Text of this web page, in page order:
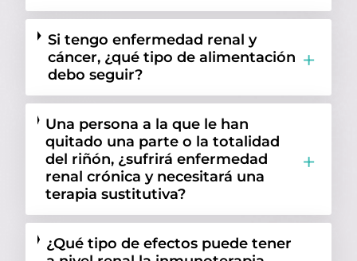
Si tengo enfermedad renal y
cáncer, ¿qué tipo de alimentación
debo seguir?
Una persona a la que le han
quitado una parte o la totalidad
del riñón, ¿sufrirá enfermedad
renal crónica y necesitará una
terapia sustitutiva?
¿Qué tipo de efectos puede tener